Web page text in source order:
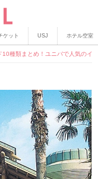
ケット USJ ホテル空室
10種類まとめ！ユニバで人気のイ